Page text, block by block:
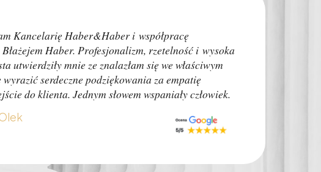
Kancelarię Haber&Haber i współpracę
Haber. Profesjonalizm, rzetelność i wysoka
utwierdziły mnie ze znalazłam się we właściwym
serdeczne podziękowania za empatię
do klienta. Jednym słowem wspaniały człowiek.